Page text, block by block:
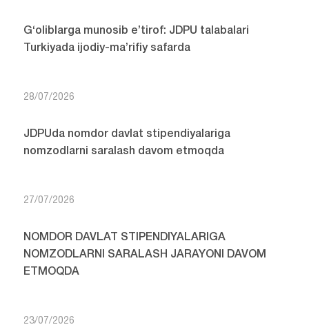
G‘oliblarga munosib e’tirof: JDPU talabalari
Turkiyada ijodiy-ma’rifiy safarda
28/07/2026
JDPUda nomdor davlat stipendiyalariga
nomzodlarni saralash davom etmoqda
27/07/2026
NOMDOR DAVLAT STIPENDIYALARIGA
NOMZODLARNI SARALASH JARAYONI DAVOM
ETMOQDA
23/07/2026